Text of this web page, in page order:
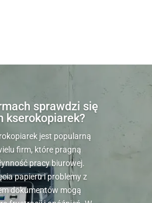
sprawdzi się
kserokopiarek?
jest popularną
firm, które pragną
pracy biurowej.
papieru i problemy z
dokumentów mogą